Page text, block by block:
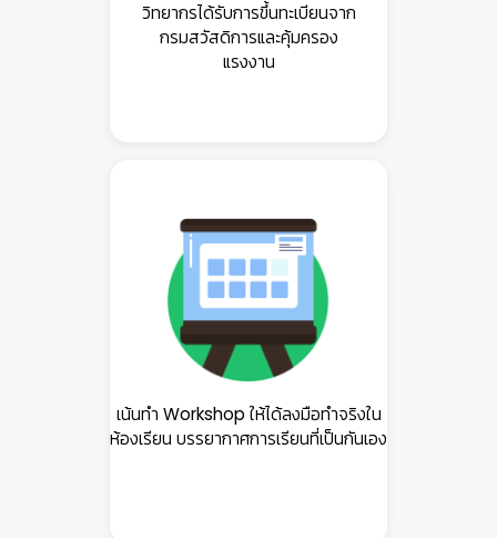
วิทยากรได้รับการขึ้นทะเบียนจาก
กรมสวัสดิการและคุ้มครอง
แรงงาน
เน้นทำ Workshop ให้ได้ลงมือทำจริงใน
ห้องเรียน บรรยากาศการเรียนที่เป็นกันเอง